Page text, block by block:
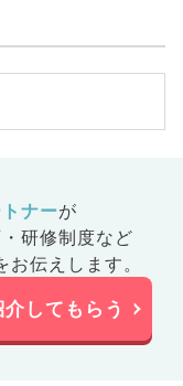
ナーが
研修制度など
伝えします。
してもらう